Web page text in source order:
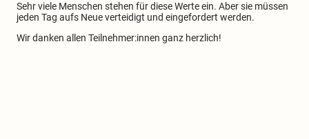
Sehr viele Menschen stehen für diese Werte ein. Aber sie müssen
jeden Tag aufs Neue verteidigt und eingefordert werden.
Wir danken allen Teilnehmer:innen ganz herzlich!